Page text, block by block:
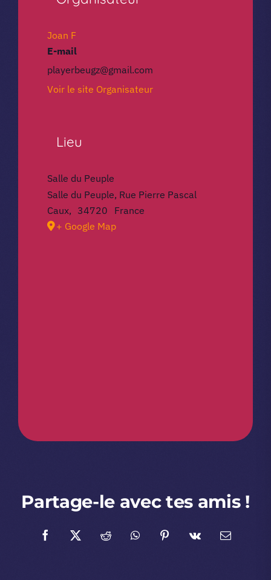
Joan F
E-mail
playerbeugz@gmail.com
Voir le site Organisateur
Lieu
Salle du Peuple
Salle du Peuple, Rue Pierre Pascal
Caux, 34720
France
+ Google Map
Partage-le avec tes amis !
Facebook
X RedditWhatsAppPinterest
Vk Email